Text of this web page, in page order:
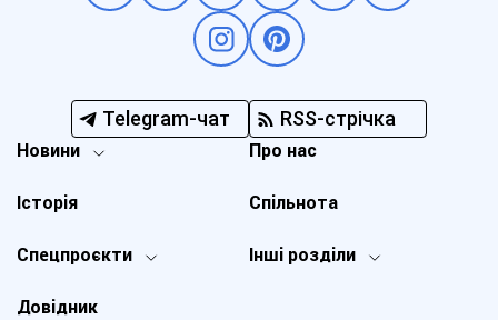
Telegram-чат RSS-стрічка
Новини
Спецпроєкти Інші розділи
Історія
Про нас
Довідник
Спільнота